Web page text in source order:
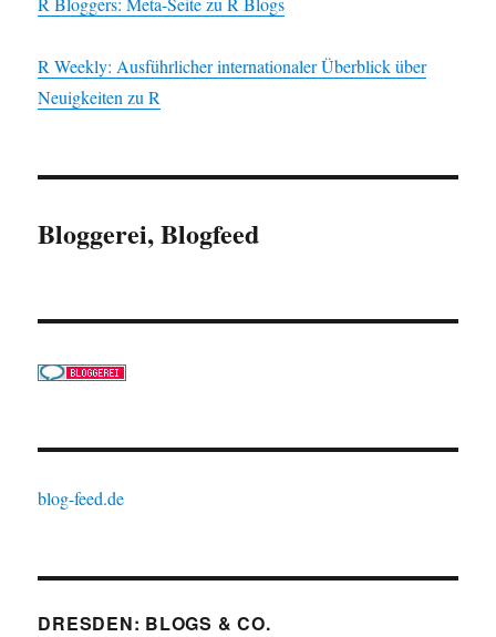
R Weekly: Ausführlicher internationaler Überblick über
Neuigkeiten zu R
Bloggerei, Blogfeed
blog-feed.de
DRESDEN: BLOGS & CO.